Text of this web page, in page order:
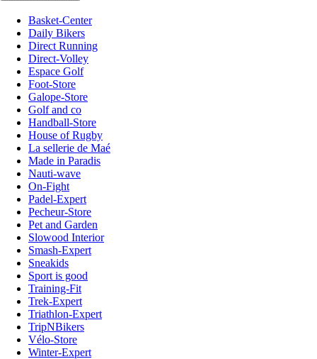
Basket-Center
Daily Bikers
Direct Running
Direct-Volley
Espace Golf
Foot-Store
Galope-Store
Golf and co
Handball-Store
House of Rugby
La sellerie de Maé
Made in Paradis
Nauti-wave
On-Fight
Padel-Expert
Pecheur-Store
Pet and Garden
Slowood Interior
Smash-Expert
Sneakids
Sport is good
Training-Fit
Trek-Expert
Triathlon-Expert
TripNBikers
Vélo-Store
Winter-Expert